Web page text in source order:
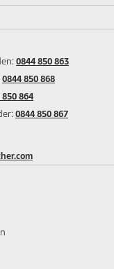
0844 850 863
0844 850 868
850 864
0844 850 867